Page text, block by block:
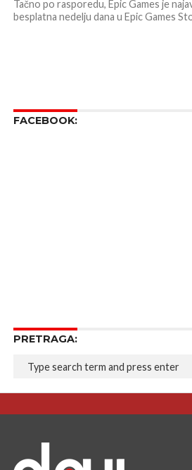
Tačno po rasporedu, Epic Games je
besplatna nedelju dana u Epic Games
FACEBOOK:
PRETRAGA: